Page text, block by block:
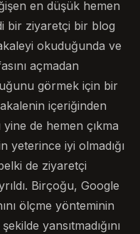
en düşük hemen
bir ziyaretçi bir blog
okuduğunda ve
açmadan
görmek için bir
içeriğinden
de hemen çıkma
yeterince iyi olmadığı
de ziyaretçi
Birçoğu, Google
ölçme yönteminin
yansıtmadığını